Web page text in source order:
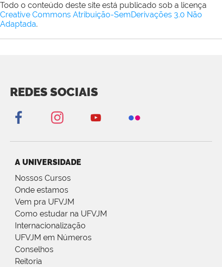
Todo o conteúdo deste site está publicado sob a licença
Creative Commons Atribuição-SemDerivações 3.0 Não
Adaptada.
REDES SOCIAIS
A UNIVERSIDADE
Nossos Cursos
Onde estamos
Vem pra UFVJM
Como estudar na UFVJM
Internacionalização
UFVJM em Números
Conselhos
Reitoria